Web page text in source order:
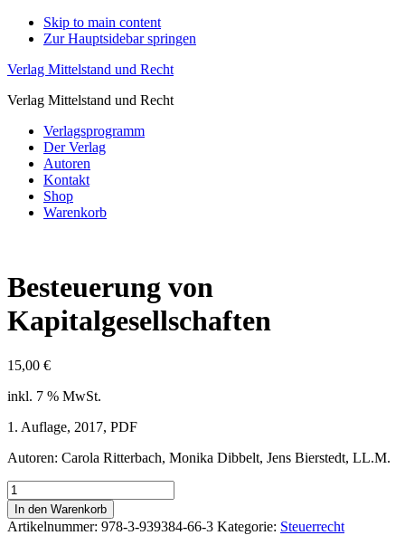
Skip to main content
Zur Hauptsidebar springen
Verlag Mittelstand und Recht
Verlag Mittelstand und Recht
Verlagsprogramm
Der Verlag
Autoren
Kontakt
Shop
Warenkorb
Besteuerung von
Kapitalgesellschaften
15,00 €
inkl. 7 % MwSt.
1. Auflage, 2017, PDF
Autoren: Carola Ritterbach, Monika Dibbelt, Jens Bierstedt, LL.M.
Besteuerung
von
Kapitalgesellschaften
Menge
In den Warenkorb
Artikelnummer: 978-3-939384-66-3 Kategorie: Steuerrecht